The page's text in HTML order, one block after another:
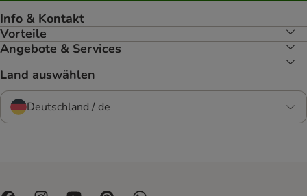
Info & Kontakt
Vorteile
Angebote & Services
Land auswählen
Deutschland / de